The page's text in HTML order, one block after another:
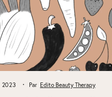
2023 Par Edito Beauty Therapy